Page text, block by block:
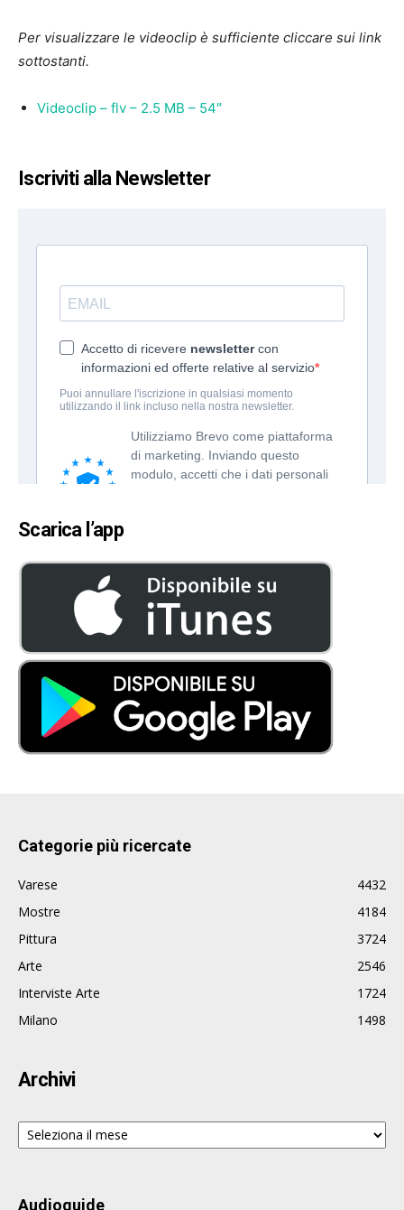
Per visualizzare le videoclip è sufficiente cliccare sui link
sottostanti.
Videoclip – flv – 2.5 MB – 54″
Iscriviti alla Newsletter
Scarica l’app
Categorie più ricercate
Varese
4432
Mostre
4184
Pittura
3724
Arte
2546
Interviste Arte
1724
Milano
1498
Archivi
Archivi
Audioguide